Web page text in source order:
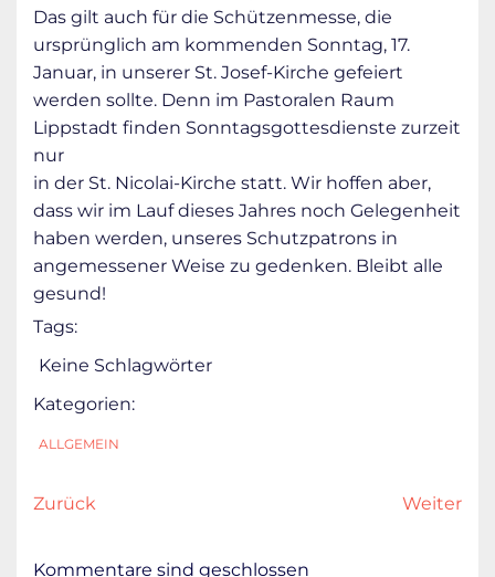
Das gilt auch für die Schützenmesse, die
ursprünglich am kommenden Sonntag, 17.
Januar, in unserer St. Josef-Kirche gefeiert
werden sollte. Denn im Pastoralen Raum
Lippstadt finden Sonntagsgottesdienste zurzeit
nur
in der St. Nicolai-Kirche statt. Wir hoffen aber,
dass wir im Lauf dieses Jahres noch Gelegenheit
haben werden, unseres Schutzpatrons in
angemessener Weise zu gedenken. Bleibt alle
gesund!
Tags:
Keine Schlagwörter
Kategorien:
ALLGEMEIN
Zurück Weiter
Kommentare sind geschlossen